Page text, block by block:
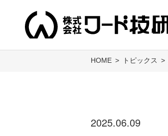
HOME トピックス
2025.06.09